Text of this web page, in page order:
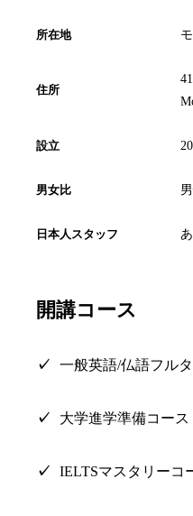
所在地
住所
設立
男女比
日本人スタッフ
開講コース
一般英語/仏語フル
大学進学準備コース
IELTSマスタリーコ